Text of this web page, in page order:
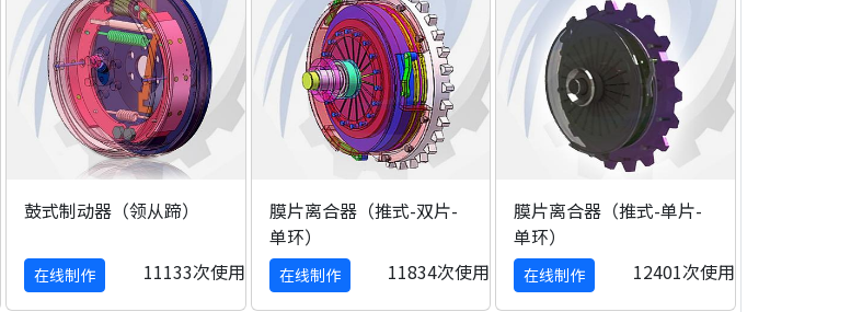
鼓式制动器（领从蹄）
在线制作 11133次使用
膜片离合器（推式-双片-
单环）
在线制作 11834次使用
膜片离合器（推式-单片-
单环）
在线制作 12401次使用